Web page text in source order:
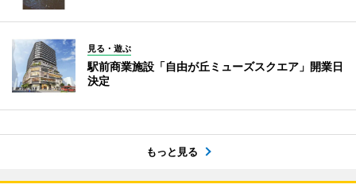
見る・遊ぶ
駅前商業施設「自由が丘ミューズスクエア」開業日
決定
もっと見る